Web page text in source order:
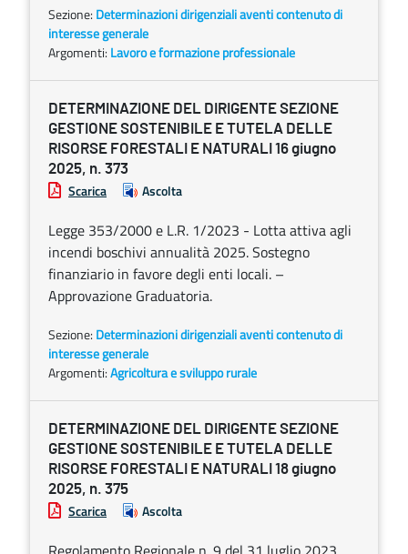
Sezione: Determinazioni dirigenziali aventi contenuto di
interesse generale
Argomenti: Lavoro e formazione professionale
DETERMINAZIONE DEL DIRIGENTE SEZIONE
GESTIONE SOSTENIBILE E TUTELA DELLE
RISORSE FORESTALI E NATURALI 16 giugno
2025, n. 373
Scarica Ascolta
Legge 353/2000 e L.R. 1/2023 - Lotta attiva agli
incendi boschivi annualità 2025. Sostegno
finanziario in favore degli enti locali. –
Approvazione Graduatoria.
Sezione: Determinazioni dirigenziali aventi contenuto di
interesse generale
Argomenti:Agricoltura e sviluppo rurale
DETERMINAZIONE DEL DIRIGENTE SEZIONE
GESTIONE SOSTENIBILE E TUTELA DELLE
RISORSE FORESTALI E NATURALI 18 giugno
2025, n. 375
Scarica Ascolta